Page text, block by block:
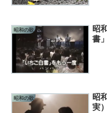
昭和の歌
昭
書
昭和の歌
昭
実